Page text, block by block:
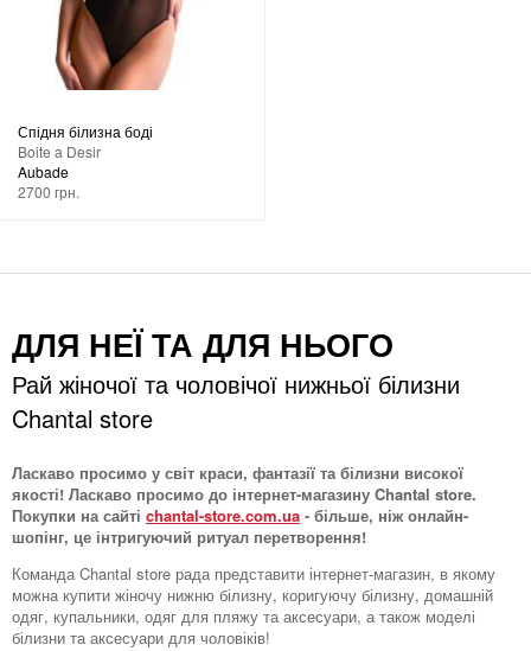
Спідня білизна боді
Boite a Desir
Aubade
2700 грн.
ДЛЯ НЕЇ ТА ДЛЯ НЬОГО
Рай жіночої та чоловічої нижньої білизни
Chantal store
Ласкаво просимо у світ краси, фантазії та білизни високої
якості! Ласкаво просимо до інтернет-магазину Chantal store.
Покупки на сайті chantal-store.com.ua - більше, ніж онлайн-
шопінг, це інтригуючий ритуал перетворення!
Команда Chantal store рада представити інтернет-магазин, в якому
можна купити жіночу нижню білизну, коригуючу білизну, домашній
одяг, купальники, одяг для пляжу та аксесуари, а також моделі
білизни та аксесуари для чоловіків!